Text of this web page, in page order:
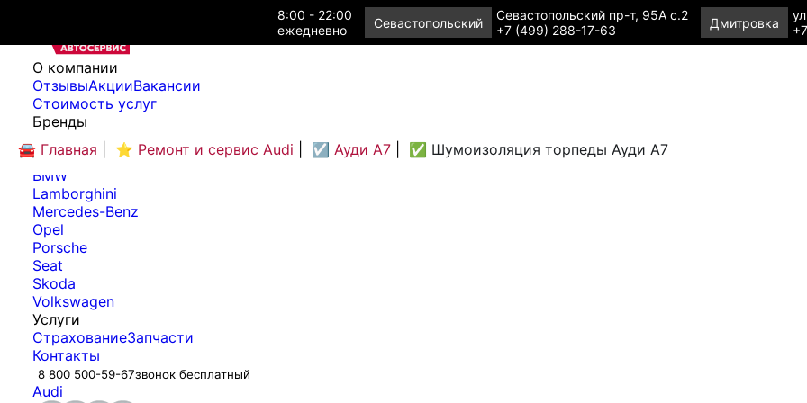
8:00 - 22:00
ежедневно
Севастопольский
Севастопольский пр-т, 95А с.2
+7 (499) 288-17-63
Дмитровка
O компании
ОтзывыАкцииВакансии
Cтоимость услуг
Бренды
Audi
Bentley
BMW
Lamborghini
Mercedes-Benz
Opel
Porsche
Seat
Skoda
Volkswagen
Услуги
СтрахованиеЗапчасти
Контакты
8 800 500-59-67звонок бесплатный
🚘 Главная ⭐ Ремонт и сервис Audi ☑️ Ауди А7 ✅ Шумоизоляция торпеды Ауди А7
Audi